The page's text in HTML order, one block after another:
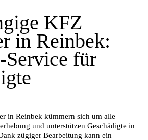
KFZ
in Reinbek:
Service für
in Reinbek kümmern sich um alle
und unterstützen Geschädigte in
zügiger Bearbeitung kann ein